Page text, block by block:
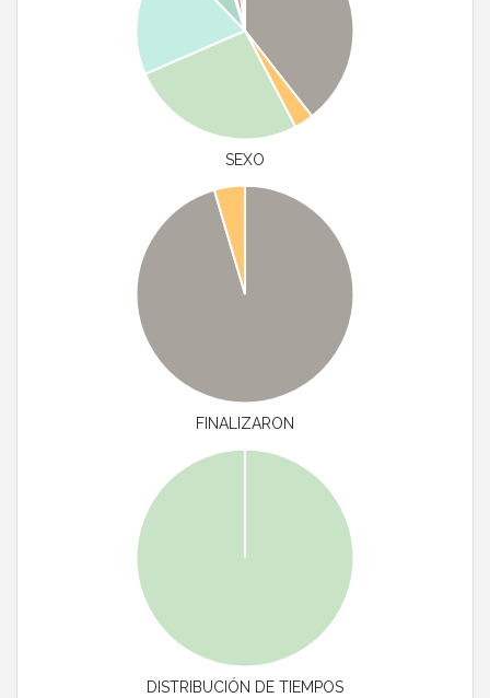
SEXO
FINALIZARON
DISTRIBUCIÓN DE TIEMPOS